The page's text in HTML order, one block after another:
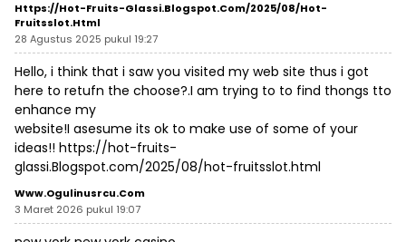
Https://hot-Fruits-Glassi.Blogspot.com/2025/08/hot-
Fruitsslot.html
28 Agustus 2025 pukul 19:27
Hello, i think that i saw you visited my web site thus i got
here to retufn the choose?.I am trying to to find thongs tto
enhance my
website!I asesume its ok to make use of some of your
ideas!! https://hot-fruits-
glassi.Blogspot.com/2025/08/hot-fruitsslot.html
Www.ogulinusrcu.com
3 Maret 2026 pukul 19:07